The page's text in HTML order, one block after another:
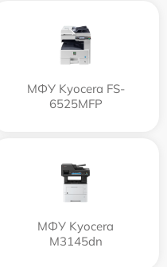
МФУ Kyocera FS-
6525MFP
МФУ Kyocera
M3145dn